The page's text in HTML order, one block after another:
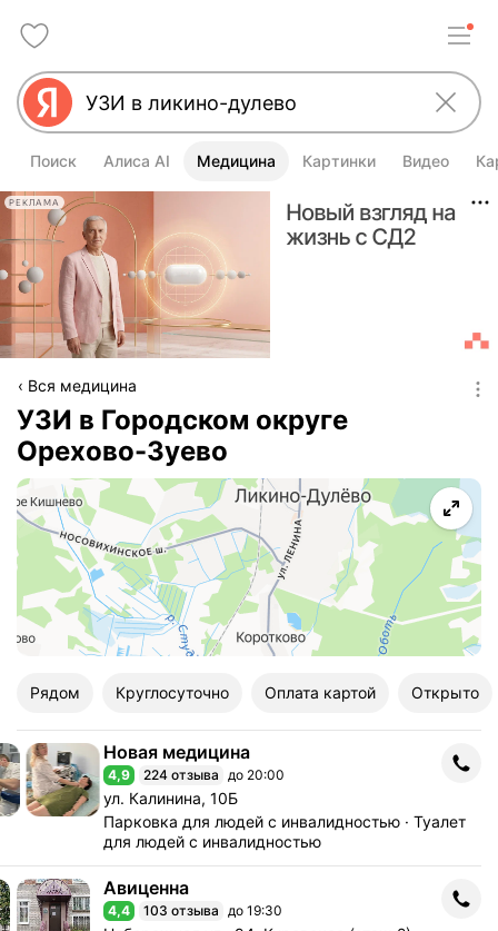
Поиск Алиса AI Медицина Картинки Видео
РЕКЛАМА
Вся медицина
УЗИ в Городском округе
Орехово-Зуево
Рядом Круглосуточно Оплата картой Открыто
Новая медицинаНовая медицина
Рейтинг 4,9 из 5
4,9 224 отзыва до 20:00
Адрес: ул. Калинина, 10Б .
ул. Калинина, 10Б
Парковка для людей с инвалидностью
Туалет
для людей с инвалидностью
Авиценна Авиценна
Рейтинг 4,4 из 5
4,4 103 отзыва до 19:30